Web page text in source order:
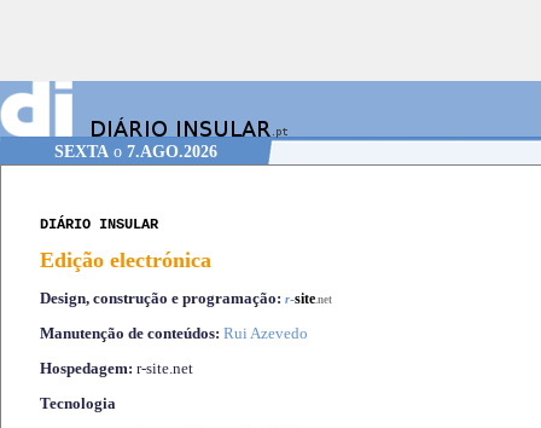
SEXTA o 7.AGO.2026
DIÁRIO INSULAR
Edição electrónica
Design, construção e programação: r-site.net
Manutenção de conteúdos: Rui Azevedo
Hospedagem: r-site.net
Tecnologia